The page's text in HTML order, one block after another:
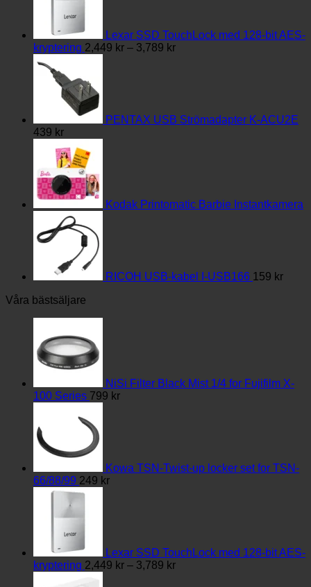
Lexar SSD TouchLock med 128-bit AES-
kryptering 2,449 kr – 3,789 krPrisintervall:
PENTAX USB Strömadapter K-ACU2E
439 kr
Kodak Printomatic Barbie Instantkamera
RICOH USB-kabel I-USB166 159 kr
Våra bästsäljare
NiSi Filter Black Mist 1/4 for Fujifilm X-
100 Series 799 kr
Kowa TSN-Twist-up locker set for TSN-
66/88/99 249 kr
Lexar SSD TouchLock med 128-bit AES-
kryptering 2,449 kr – 3,789 krPrisintervall: